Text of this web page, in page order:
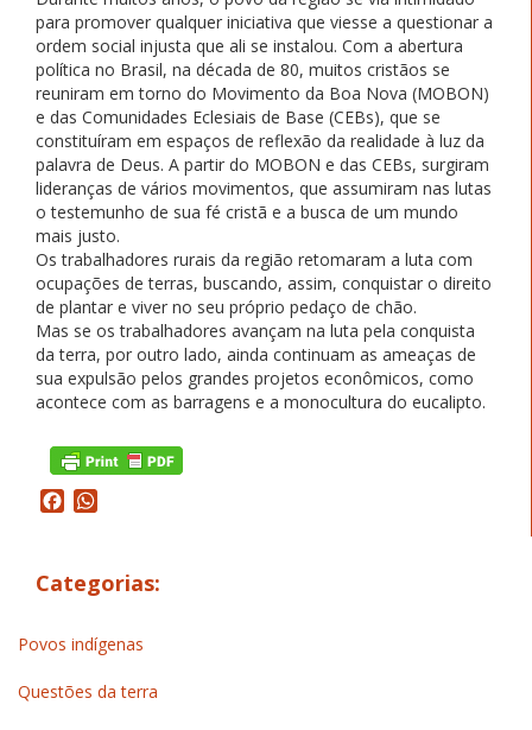
para promover qualquer iniciativa que viesse a questionar a
ordem social injusta que ali se instalou. Com a abertura
política no Brasil, na década de 80, muitos cristãos se
reuniram em torno do Movimento da Boa Nova (MOBON)
e das Comunidades Eclesiais de Base (CEBs), que se
constituíram em espaços de reflexão da realidade à luz da
palavra de Deus. A partir do MOBON e das CEBs, surgiram
lideranças de vários movimentos, que assumiram nas lutas
o testemunho de sua fé cristã e a busca de um mundo
mais justo.
Os trabalhadores rurais da região retomaram a luta com
ocupações de terras, buscando, assim, conquistar o direito
de plantar e viver no seu próprio pedaço de chão.
Mas se os trabalhadores avançam na luta pela conquista
da terra, por outro lado, ainda continuam as ameaças de
sua expulsão pelos grandes projetos econômicos, como
acontece com as barragens e a monocultura do eucalipto.
Facebook
Categorias:
Povos indígenas
Questões da terra